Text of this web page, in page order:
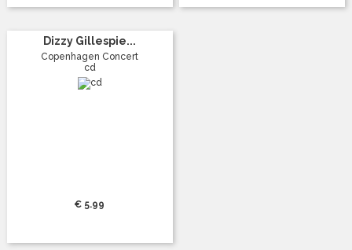
Dizzy Gillespie...
Copenhagen Concert
cd
€ 5.99